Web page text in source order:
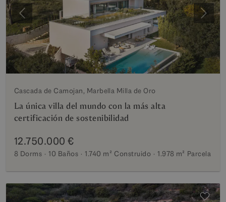
Anterior
Cascada de Camojan, Marbella Milla de Oro
La única villa del mundo con la más alta
certificación de sostenibilidad
12.750.000 €
8 Dorms 10 Baños 1.740 m² Construido 1.978 m² Parcela